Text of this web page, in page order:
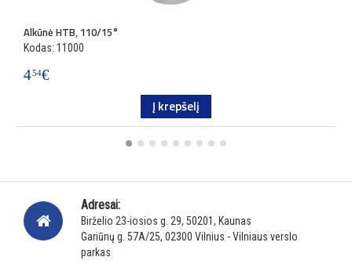
Alkūnė HTB, 110/15°
Kodas: 11000
454€
Į krepšelį
Adresai:
Birželio 23-iosios g. 29, 50201, Kaunas
Gariūnų g. 57A/25, 02300 Vilnius - Vilniaus verslo
parkas